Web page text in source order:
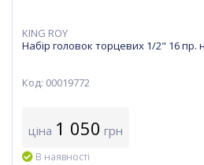
KING ROY
Набір головок торцевих 1/2" 16 пр.
Код: 00019772
ціна 1 050 грн
В наявності